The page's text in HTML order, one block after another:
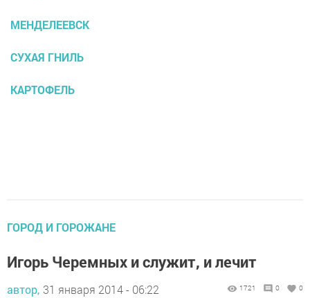
МЕНДЕЛЕЕВСК
СУХАЯ ГНИЛЬ
КАРТОФЕЛЬ
ГОРОД И ГОРОЖАНЕ
Игорь Черемных и служит, и лечит
автор, 31 января 2014 - 06:22 1721 0 0